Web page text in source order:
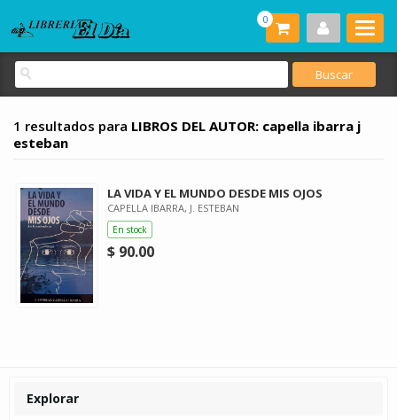
0
1 resultados para LIBROS DEL AUTOR: capella ibarra j
esteban
LA VIDA Y EL MUNDO DESDE MIS OJOS
CAPELLA IBARRA, J. ESTEBAN
En stock
$ 90.00
Explorar